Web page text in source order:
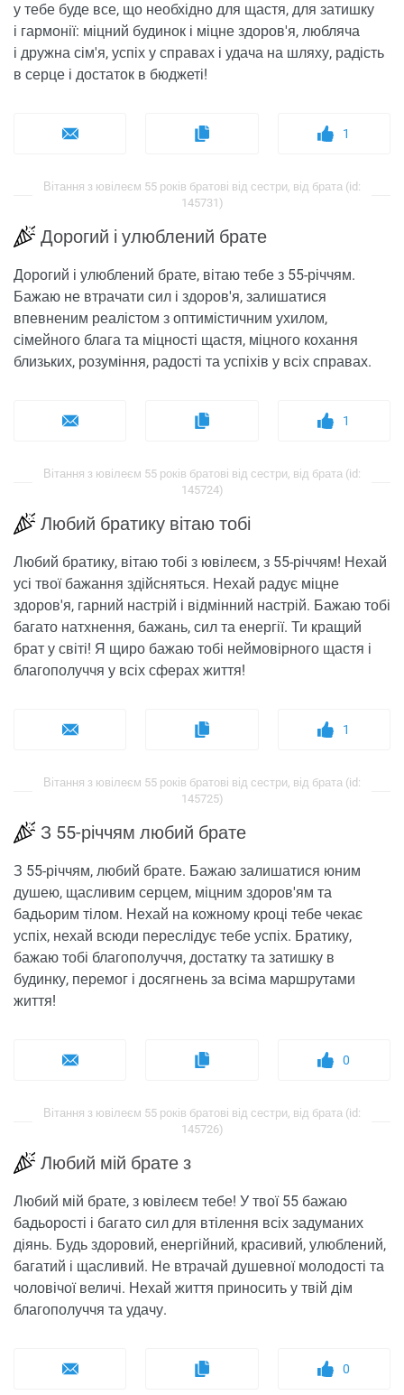
у тебе буде все, що необхідно для щастя, для затишку
і гармонії: міцний будинок і міцне здоров'я, любляча
і дружна сім'я, успіх у справах і удача на шляху, радість
в серце і достаток в бюджеті!
1
Вітання з ювілеєм 55 років братові від сестри, від брата (id:
145731)
Дорогий і улюблений брате
Дорогий і улюблений брате, вітаю тебе з 55-річчям.
Бажаю не втрачати сил і здоров'я, залишатися
впевненим реалістом з оптимістичним ухилом,
сімейного блага та міцності щастя, міцного кохання
близьких, розуміння, радості та успіхів у всіх справах.
1
Вітання з ювілеєм 55 років братові від сестри, від брата (id:
145724)
Любий братику вітаю тобі
Любий братику, вітаю тобі з ювілеєм, з 55-річчям! Нехай
усі твої бажання здійсняться. Нехай радує міцне
здоров'я, гарний настрій і відмінний настрій. Бажаю тобі
багато натхнення, бажань, сил та енергії. Ти кращий
брат у світі! Я щиро бажаю тобі неймовірного щастя і
благополуччя у всіх сферах життя!
1
Вітання з ювілеєм 55 років братові від сестри, від брата (id:
145725)
З 55-річчям любий брате
З 55-річчям, любий брате. Бажаю залишатися юним
душею, щасливим серцем, міцним здоров'ям та
бадьорим тілом. Нехай на кожному кроці тебе чекає
успіх, нехай всюди переслідує тебе успіх. Братику,
бажаю тобі благополуччя, достатку та затишку в
будинку, перемог і досягнень за всіма маршрутами
життя!
0
Вітання з ювілеєм 55 років братові від сестри, від брата (id:
145726)
Любий мій брате з
Любий мій брате, з ювілеєм тебе! У твої 55 бажаю
бадьорості і багато сил для втілення всіх задуманих
діянь. Будь здоровий, енергійний, красивий, улюблений,
багатий і щасливий. Не втрачай душевної молодості та
чоловічої величі. Нехай життя приносить у твій дім
благополуччя та удачу.
0